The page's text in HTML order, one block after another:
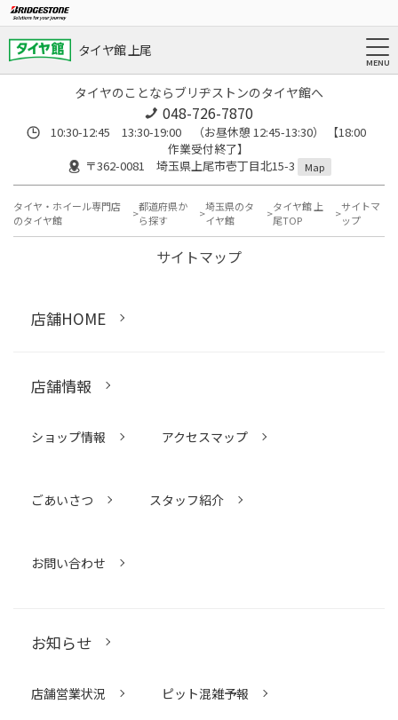
タイヤ館 上尾
タイヤのことならブリヂストンのタイヤ館へ
048-726-7870
10:30-12:45 13:30-19:00 （お昼休憩 12:45-13:30） 【18:00
作業受付終了】
〒362-0081 埼玉県上尾市壱丁目北15-3
Map
タイヤ・ホイール専門店
のタイヤ館
都道府県か
ら探す
埼玉県のタ
イヤ館
タイヤ館 上
尾TOP
サイトマ
ップ
サイトマップ
店舗HOME
店舗情報
ショップ情報 アクセスマップ
ごあいさつ スタッフ紹介
お問い合わせ
お知らせ
店舗営業状況 ピット混雑予報